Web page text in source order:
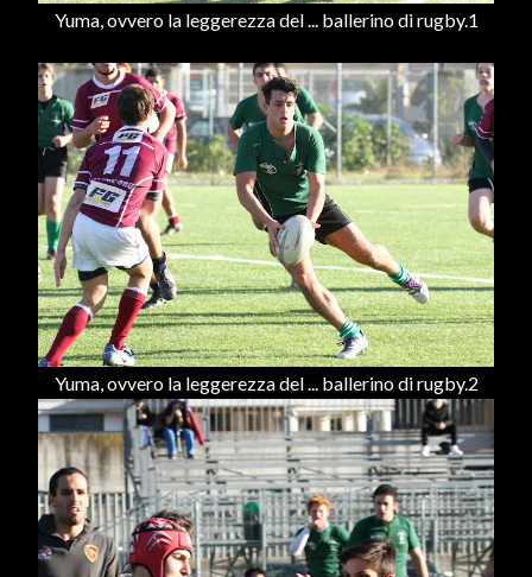
Yuma, ovvero la leggerezza del ... ballerino di rugby.1
Yuma, ovvero la leggerezza del ... ballerino di rugby.2